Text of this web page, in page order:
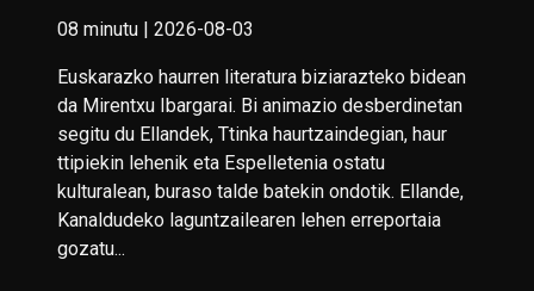
08 minutu | 2026-08-03
Euskarazko haurren literatura biziarazteko bidean
da Mirentxu Ibargarai. Bi animazio desberdinetan
segitu du Ellandek, Ttinka haurtzaindegian, haur
ttipiekin lehenik eta Espelletenia ostatu
kulturalean, buraso talde batekin ondotik. Ellande,
Kanaldudeko laguntzailearen lehen erreportaia
gozatu...